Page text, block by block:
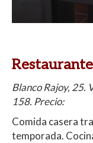
Blanco Rajoy, 25.
158. Precio:
Comida casera
temporada.